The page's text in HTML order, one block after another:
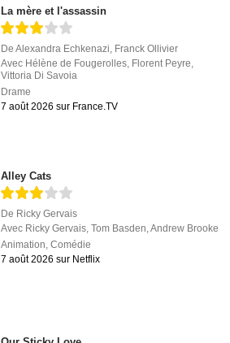
La mère et l'assassin
DeAlexandra Echkenazi, Franck Ollivier
Avec Hélène de Fougerolles, Florent Peyre,
Vittoria Di Savoia
Drame
7 août 2026 sur France.TV
Alley Cats
De Ricky Gervais
Avec Ricky Gervais,Tom Basden,Andrew Brooke
Animation,Comédie
7 août 2026 sur Netflix